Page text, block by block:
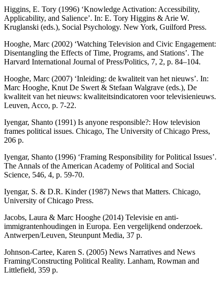
Higgins, E. Tory (1996) ‘Knowledge Activation: Accessibility,
Applicability, and Salience’. In: E. Tory Higgins & Arie W.
Kruglanski (eds.), Social Psychology. New York, Guilford Press.
Hooghe, Marc (2002) ‘Watching Television and Civic Engagement:
Disentangling the Effects of Time, Programs, and Stations’. The
Harvard International Journal of Press/Politics, 7, 2, p. 84–104.
Hooghe, Marc (2007) ‘Inleiding: de kwaliteit van het nieuws’. In:
Marc Hooghe, Knut De Swert & Stefaan Walgrave (eds.), De
kwaliteit van het nieuws: kwaliteitsindicatoren voor televisienieuws.
Leuven, Acco, p. 7-22.
Iyengar, Shanto (1991) Is anyone responsible?: How television
frames political issues. Chicago, The University of Chicago Press,
206 p.
Iyengar, Shanto (1996) ‘Framing Responsibility for Political Issues’.
The Annals of the American Academy of Political and Social
Science, 546, 4, p. 59-70.
Iyengar, S. & D.R. Kinder (1987) News that Matters. Chicago,
University of Chicago Press.
Jacobs, Laura & Marc Hooghe (2014) Televisie en anti-
immigrantenhoudingen in Europa. Een vergelijkend onderzoek.
Antwerpen/Leuven, Steunpunt Media, 37 p.
Johnson-Cartee, Karen S. (2005) News Narratives and News
Framing/Constructing Political Reality. Lanham, Rowman and
Littlefield, 359 p.